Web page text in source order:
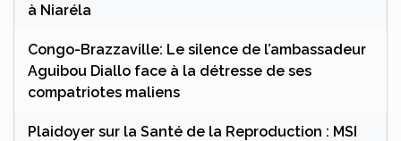
à Niaréla
Congo-Brazzaville: Le silence de l’ambassadeur
Aguibou Diallo face à la détresse de ses
compatriotes maliens
Plaidoyer sur la Santé de la Reproduction : MSI